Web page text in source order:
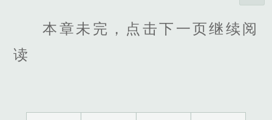
本章未完，点击下一页继续阅
读